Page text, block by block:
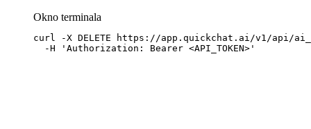
Okno terminala
curl -X DELETE
https://app.quickchat.ai/v1/api/
-H
'Authorization: Bearer <API_TOKEN>'